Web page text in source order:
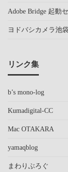
Adobe Bridge 起動
ヨドバシカメラ池
リンク集
b’s mono-log
Kumadigital-CC
Mac OTAKARA
yamaqblog
まわりぶろぐ